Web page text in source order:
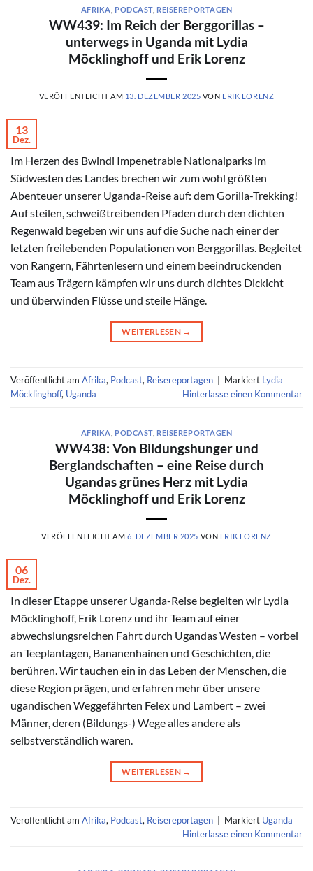
AFRIKA PODCAST, REISEREPORTAGEN
WW439: Im Reich der Berggorillas –
unterwegs in Uganda mit Lydia
Möcklinghoff und Erik Lorenz
VERÖFFENTLICHT AM 13. DEZEMBER 2025 VON ERIK LORENZ
13
Dez.
Im Herzen des Bwindi Impenetrable Nationalparks im
Südwesten des Landes brechen wir zum wohl größten
Abenteuer unserer Uganda-Reise auf: dem Gorilla-Trekking!
Auf steilen, schweißtreibenden Pfaden durch den dichten
Regenwald begeben wir uns auf die Suche nach einer der
letzten freilebenden Populationen von Berggorillas. Begleitet
von Rangern, Fährtenlesern und einem beeindruckenden
Team aus Trägern kämpfen wir uns durch dichtes Dickicht
und überwinden Flüsse und steile Hänge.
WEITERLESEN →
Veröffentlicht am Afrika, Podcast, Reisereportagen Markiert Lydia
Möcklinghoff, Uganda Hinterlasse einen Kommentar
AFRIKA PODCAST, REISEREPORTAGEN
WW438: Von Bildungshunger und
Berglandschaften – eine Reise durch
Ugandas grünes Herz mit Lydia
Möcklinghoff und Erik Lorenz
VERÖFFENTLICHT AM6. DEZEMBER 2025 VON ERIK LORENZ
06
Dez.
In dieser Etappe unserer Uganda-Reise begleiten wir Lydia
Möcklinghoff, Erik Lorenz und ihr Team auf einer
abwechslungsreichen Fahrt durch Ugandas Westen – vorbei
an Teeplantagen, Bananenhainen und Geschichten, die
berühren. Wir tauchen ein in das Leben der Menschen, die
diese Region prägen, und erfahren mehr über unsere
ugandischen Weggefährten Felex und Lambert – zwei
Männer, deren (Bildungs-) Wege alles andere als
selbstverständlich waren.
WEITERLESEN →
Veröffentlicht am Afrika, Podcast, Reisereportagen | Markiert Uganda
Hinterlasse einen Kommentar